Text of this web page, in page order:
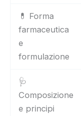
💊 Forma
farmaceutica
e
formulazione
🩺
Composizione
e principi